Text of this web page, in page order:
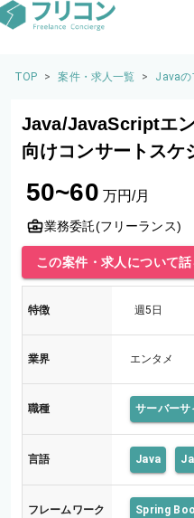
TOP > 案件・求人一覧 > Javaの
Java/JavaScriptエ
向けコンサートスケ
50~60 万円/月
業務委託(フリーランス)
この案件・求人について
特徴 週5日
業界 エンタメ
職種 サーバー
言語 Java
フレームワーク Spring